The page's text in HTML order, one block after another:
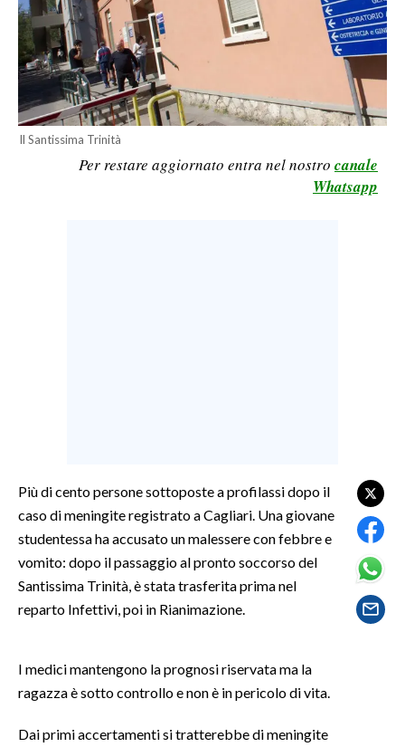
POLITICA
ECONOMIA
SERVIZI ALLE IMPRESE
LAVORO
CULTURA
SPETTACOLI
SARDEGNA TURISMO
SARDI NEL MONDO
Il Santissima Trinità
Per restare aggiornato entra nel nostro canale
Whatsapp
Più di cento persone sottoposte a profilassi dopo il
caso di meningite registrato a Cagliari. Una giovane
studentessa ha accusato un malessere con febbre e
vomito: dopo il passaggio al pronto soccorso del
Santissima Trinità, è stata trasferita prima nel
reparto Infettivi, poi in Rianimazione.
I medici mantengono la prognosi riservata ma la
ragazza è sotto controllo e non è in pericolo di vita.
Dai primi accertamenti si tratterebbe di meningite